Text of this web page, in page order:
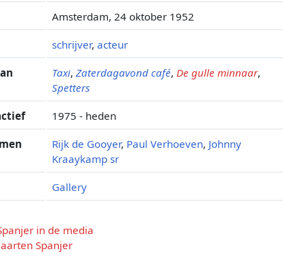
Amsterdam, 24 oktober 1952
schrijver,acteur
Taxi,Zaterdagavond café, De gulle minnaar,
Spetters
1975 - heden
Rijk de Gooyer, Paul Verhoeven, Johnny
Kraaykamp sr
Gallery
in de media
Spanjer